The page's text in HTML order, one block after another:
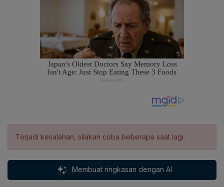
Terjadi kesalahan, silakan coba beberapa saat lagi.
Membuat ringkasan dengan AI